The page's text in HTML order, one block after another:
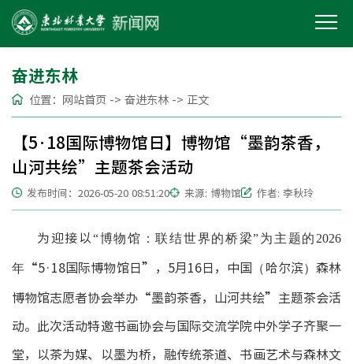
奋进东林
位置： 网站首页 -> 奋进东林 -> 正文
【5·18国际博物馆日】博物馆“墨韵茶香，
山河共绘”主题茶会活动
发布时间：2026-05-20 08:51:20 来源: 博物馆 作者: 李秋玲
为迎接以“博物馆：联结世界的桥梁”为主题的2026
年 “5·18国际博物馆日”，5月16日，中国（哈尔滨）森林
博物馆志愿者协会举办“墨韵茶香，山河共绘”主题茶会活
动。此次活动特邀书画协会与国际交流学院中外学子齐聚一
堂，以茶为媒、以墨为桥，融传统茶道、书画艺术与森林文